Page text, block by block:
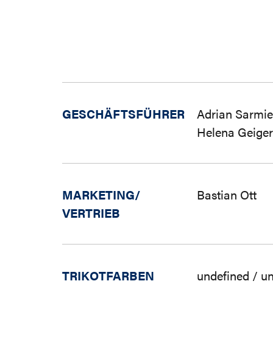
GESCHÄFTSFÜHRER
Adrian
Helena Geiger
MARKETING/
VERTRIEB
Bastian Ott
TRIKOTFARBEN undefined /